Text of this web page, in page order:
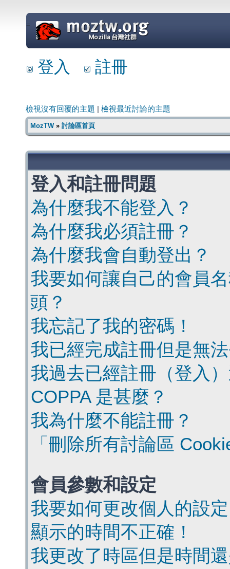
=
登入 註冊
檢視沒有回覆的主題 檢視最近討論的主題
MozTW» 討論區首頁
登入和註冊問題
為什麼我不能登入？
為什麼我必須註冊？
為什麼我會自動登出？
我要如何讓自己的會員
頭？
我忘記了我的密碼！
我已經完成註冊但是無
我過去已經註冊（登入
COPPA 是甚麼？
我為什麼不能註冊？
「刪除所有討論區
會員參數和設定
我要如何更改個人的設
顯示的時間不正確！
我更改了時區但是時間